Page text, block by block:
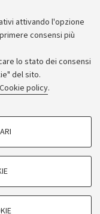
attivando l'opzione
consensi più
lo stato dei consensi
del sito.
policy.
- Università di
- PI: 01131710376 -